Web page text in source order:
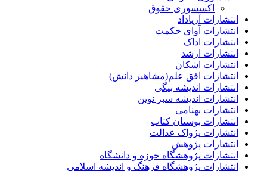
اکسسوری حقوق
انتشارات آریاداد
انتشارات آوای حکمت
انتشارات اداک
انتشارات ارشد
انتشارات اشکان
انتشارات افق علم(مشاهیر دانش)
انتشارات اندیشه بیگی
انتشارات اندیشه سبز نوین
انتشارات بهنامی
انتشارات بوستان کتاب
انتشارات پژواک عدالت
انتشارات پژوهش
انتشارات پژوهشگاه حوزه و دانشگاه
انتشارات پژوهشگاه فرهنگ و اندیشه اسلامی